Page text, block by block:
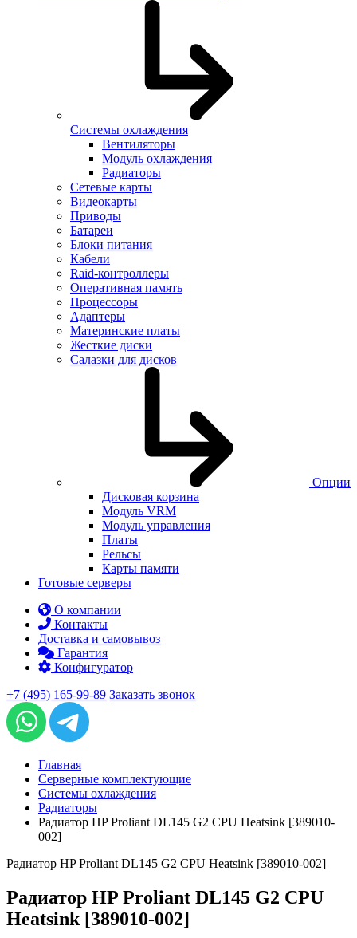
Системы охлаждения
Вентиляторы
Модуль охлаждения
Радиаторы
Сетевые карты
Видеокарты
Приводы
Батареи
Блоки питания
Кабели
Raid-контроллеры
Оперативная память
Процессоры
Адаптеры
Материнские платы
Жесткие диски
Салазки для дисков
Опции
Дисковая корзина
Модуль VRM
Модуль управления
Платы
Рельсы
Карты памяти
Готовые серверы
О компании
Контакты
Доставка и самовывоз
Гарантия
Конфигуратор
+7 (495) 165-99-89 Заказать звонок
Главная
Серверные комплектующие
Системы охлаждения
Радиаторы
Радиатор HP Proliant DL145 G2 CPU Heatsink [389010-
002]
Радиатор HP Proliant DL145 G2 CPU Heatsink [389010-002]
Радиатор HP Proliant DL145 G2 CPU
Heatsink [389010-002]